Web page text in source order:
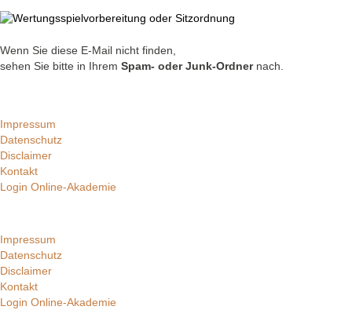
Wenn Sie diese E-Mail nicht finden,
sehen Sie bitte in Ihrem Spam- oder Junk-Ordnernach.
Impressum
Datenschutz
Disclaimer
Kontakt
Login Online-Akademie
Impressum
Datenschutz
Disclaimer
Kontakt
Login Online-Akademie